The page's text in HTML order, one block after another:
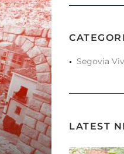
Segovia
LATEST